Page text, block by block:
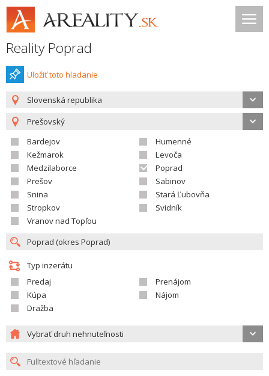
Reality Poprad
Uložiť toto hladanie
Slovenská republika
Prešovský
Bardejov
Humenné
Kežmarok
Levoča
Medzilaborce
Poprad
Prešov
Sabinov
Snina
Stará Ľubovňa
Stropkov
Svidník
Vranov nad Topľou
Typ inzerátu
Predaj
Prenájom
Kúpa
Nájom
Dražba
Vybrať druh nehnuteľnosti